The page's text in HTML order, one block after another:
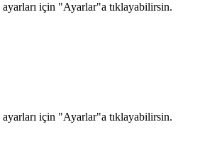
için "Ayarlar"a tıklayabilirsin.
için "Ayarlar"a tıklayabilirsin.